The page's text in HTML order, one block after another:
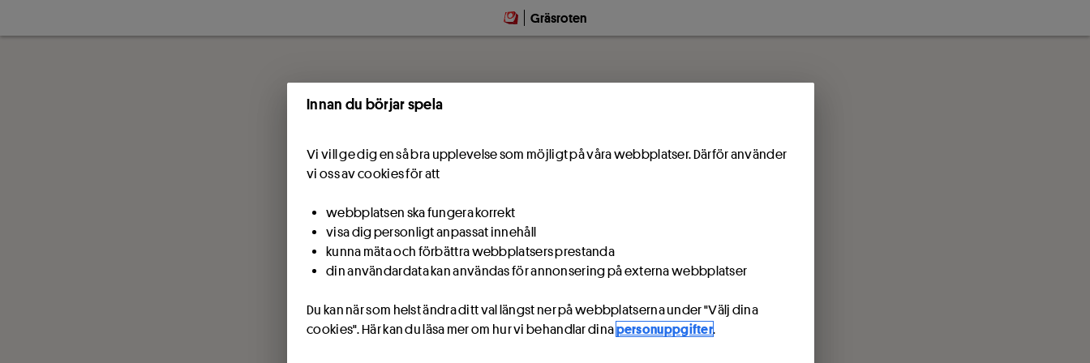
Gräsroten
Innan du börjar spela
Vi vill ge dig en så bra upplevelse som möjligt på våra webbplatser. Därför använder
vi oss av cookies för att
webbplatsen ska fungera korrekt
visa dig personligt anpassat innehåll
kunna mäta och förbättra webbplatsers prestanda
din användardata kan användas för annonsering på externa webbplatser
Du kan när som helst ändra ditt val längst ner på webbplatserna under "Välj dina
cookies". Här kan du läsa mer om hur vi behandlar dinapersonuppgifter.